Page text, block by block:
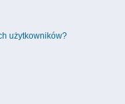
użytkowników?